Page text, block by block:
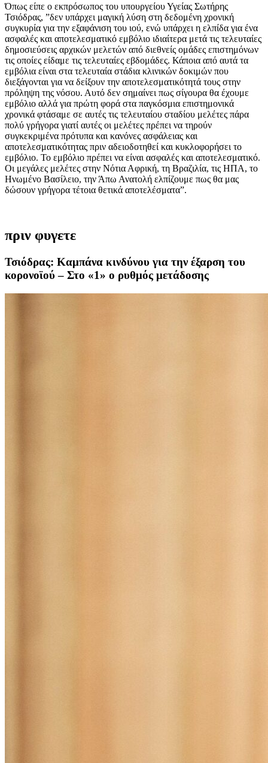
Όπως είπε ο εκπρόσωπος του υπουργείου Υγείας Σωτήρης
Τσιόδρας, ”δεν υπάρχει μαγική λύση στη δεδομένη χρονική
συγκυρία για την εξαφάνιση του ιού, ενώ υπάρχει η ελπίδα για ένα
ασφαλές και αποτελεσματικό εμβόλιο ιδιαίτερα μετά τις τελευταίες
δημοσιεύσεις αρχικών μελετών από διεθνείς ομάδες επιστημόνων
τις οποίες είδαμε τις τελευταίες εβδομάδες. Κάποια από αυτά τα
εμβόλια είναι στα τελευταία στάδια κλινικών δοκιμών που
διεξάγονται για να δείξουν την αποτελεσματικότητά τους στην
πρόληψη της νόσου. Αυτό δεν σημαίνει πως σίγουρα θα έχουμε
εμβόλιο αλλά για πρώτη φορά στα παγκόσμια επιστημονικά
χρονικά φτάσαμε σε αυτές τις τελευταίου σταδίου μελέτες πάρα
πολύ γρήγορα γιατί αυτές οι μελέτες πρέπει να τηρούν
συγκεκριμένα πρότυπα και κανόνες ασφάλειας και
αποτελεσματικότητας πριν αδειοδοτηθεί και κυκλοφορήσει το
εμβόλιο. Το εμβόλιο πρέπει να είναι ασφαλές και αποτελεσματικό.
Οι μεγάλες μελέτες στην Νότια Αφρική, τη Βραζιλία, τις ΗΠΑ, το
Ηνωμένο Βασίλειο, την Άπω Ανατολή ελπίζουμε πως θα μας
δώσουν γρήγορα τέτοια θετικά αποτελέσματα”.
πριν φυγετε
Τσιόδρας: Καμπάνα κινδύνου για την έξαρση του
κορονοϊού – Στο «1» ο ρυθμός μετάδοσης